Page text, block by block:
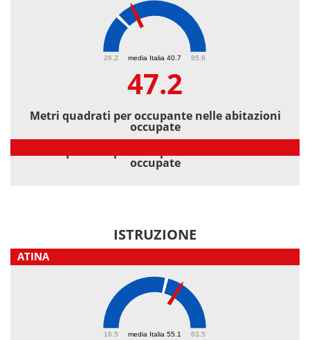
media Italia 40.7
26.2 85.6
47.2
Metri quadrati per occupante nelle abitazioni
occupate
occupate
ISTRUZIONE
ATINA
media Italia 55.1
16.5 83.5